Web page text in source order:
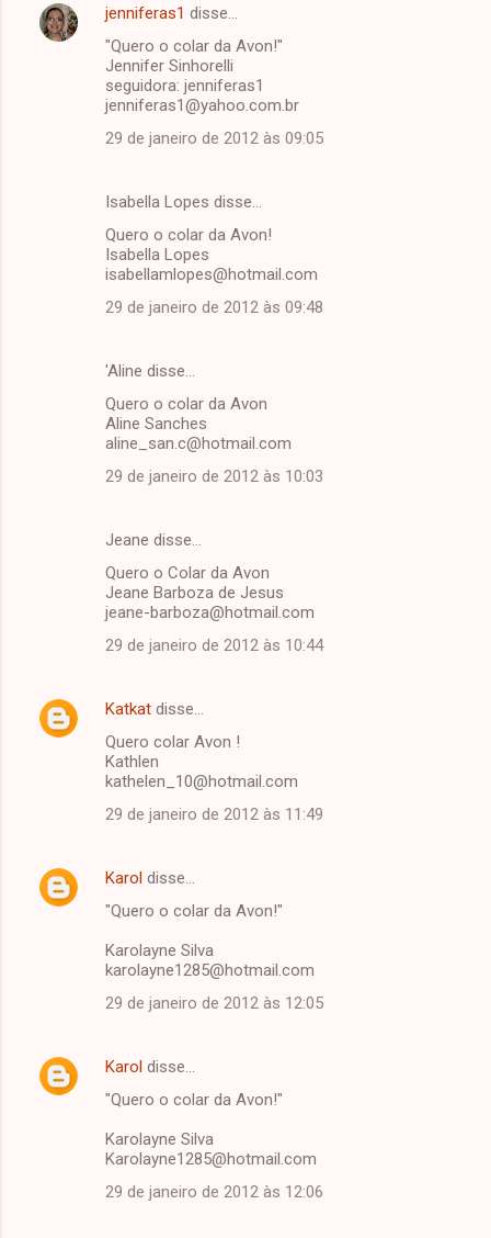
jenniferas1 disse…
"Quero o colar da Avon!"
Jennifer Sinhorelli
seguidora: jenniferas1
jenniferas1@yahoo.com.br
29 de janeiro de 2012 às 09:05
Isabella Lopes disse…
Quero o colar da Avon!
Isabella Lopes
isabellamlopes@hotmail.com
29 de janeiro de 2012 às 09:48
'Aline disse…
Quero o colar da Avon
Aline Sanches
aline_san.c@hotmail.com
29 de janeiro de 2012 às 10:03
Jeane disse…
Quero o Colar da Avon
Jeane Barboza de Jesus
jeane-barboza@hotmail.com
29 de janeiro de 2012 às 10:44
Katkat disse…
Quero colar Avon !
Kathlen
kathelen_10@hotmail.com
29 de janeiro de 2012 às 11:49
Karol disse…
"Quero o colar da Avon!"
Karolayne Silva
karolayne1285@hotmail.com
29 de janeiro de 2012 às 12:05
Karol disse…
"Quero o colar da Avon!"
Karolayne Silva
Karolayne1285@hotmail.com
29 de janeiro de 2012 às 12:06